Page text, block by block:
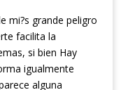
mi?s grande peligro
facilita la
si bien Hay
igualmente
alguna